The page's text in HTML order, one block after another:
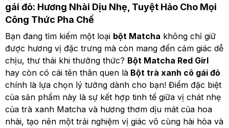
gái đỏ: Hương Nhài Dịu Nhẹ, Tuyệt Hảo Cho Mọi
Công Thức Pha Chế
Bạn đang tìm kiếm một loại bột Matcha không chỉ giữ
được hương vị đặc trưng mà còn mang đến cảm giác dễ
chịu, thư thái khi thưởng thức? Bột Matcha Red Girl
hay còn có cái tên thân quen là Bột trà xanh cô gái đỏ
chính là lựa chọn lý tưởng dành cho bạn! Điểm đặc biệt
của sản phẩm này là sự kết hợp tinh tế giữa vị chát nhẹ
của trà xanh Matcha và hương thơm dịu mát của hoa
nhài, tạo nên một trải nghiệm vị giác vô cùng hài hòa và